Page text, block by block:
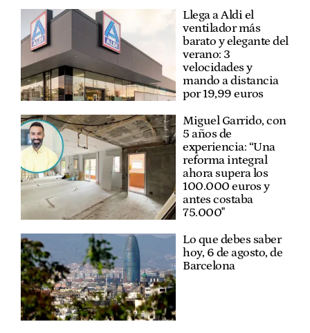
Llega a Aldi el
ventilador más
barato y elegante del
verano: 3
velocidades y
mando a distancia
por 19,99 euros
Miguel Garrido, con
5 años de
experiencia: “Una
reforma integral
ahora supera los
100.000 euros y
antes costaba
75.000"
Lo que debes saber
hoy, 6 de agosto, de
Barcelona